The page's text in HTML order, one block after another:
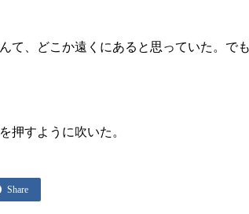
て、どこか遠くにあると思っていた。で
押すように吹いた。
Share